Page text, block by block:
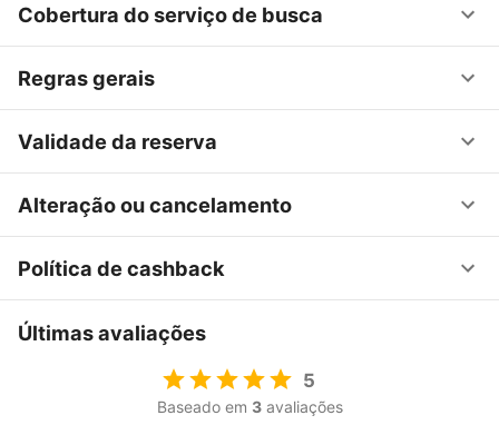
Cobertura do serviço de busca
Regras gerais
Validade da reserva
Alteração ou cancelamento
Política de cashback
Últimas avaliações
5
Baseado em 3 avaliações